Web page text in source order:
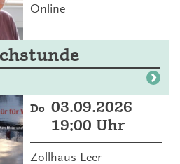
Online
Do 03.09.2026
19:00 Uhr
Zollhaus Leer